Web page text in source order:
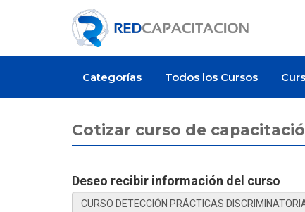
Categorías Todos los Cursos
Cotizar curso de
Deseo recibir información del curso
Artículo